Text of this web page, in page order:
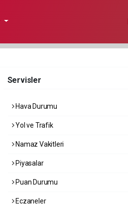
Servisler
Hava Durumu
Yol ve Trafik
Namaz Vakitleri
Piyasalar
Puan Durumu
Eczaneler